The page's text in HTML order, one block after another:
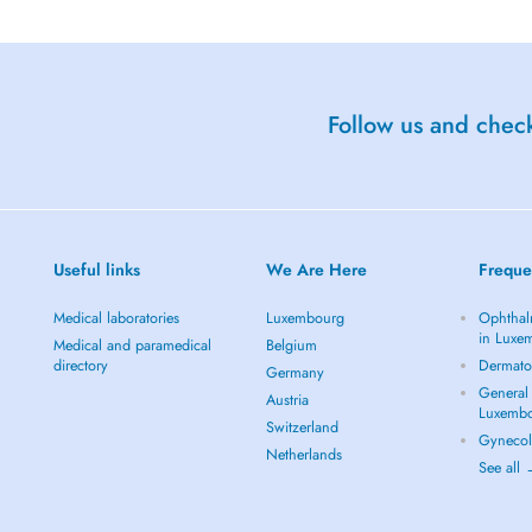
les différentes formes
(tels que la vessie,
également les problèmes de
pelvienne, de la posture.
hyperpressifs, ...
déroulement de
devenir invalidante
et un confort de vie.
uro-gynécologiques suivants
Follow us and
Useful links
Medical laboratories
Medical and paramedical
directory
We Are Here
Luxembourg
Belgium
Germany
Austria
Switzerland
Netherlands
in
See all